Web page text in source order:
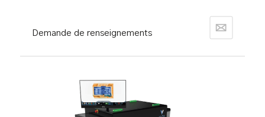
Demande de renseignements